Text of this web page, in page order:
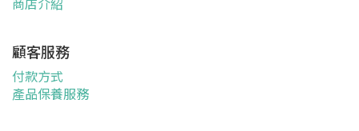
商店介紹
顧客服務
付款方式
產品保養服務